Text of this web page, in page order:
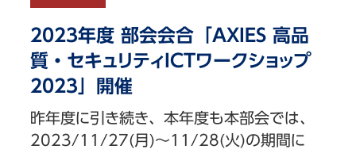
2023年度 部会会合「AXIES 高品
質・セキュリティICTワークショップ
2023」開催
昨年度に引き続き、本年度も本部会では、
2023/11/27(月)〜11/28(火)の期間に